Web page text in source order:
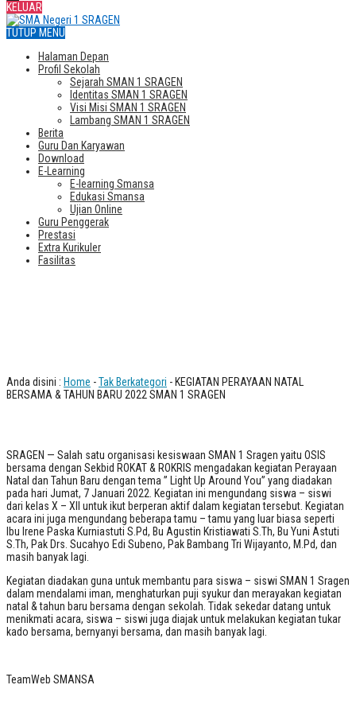
KELUAR
TUTUP MENU
Halaman Depan
Profil Sekolah
Sejarah SMAN 1 SRAGEN
Identitas SMAN 1 SRAGEN
Visi Misi SMAN 1 SRAGEN
Lambang SMAN 1 SRAGEN
Berita
Guru Dan Karyawan
Download
E-Learning
E-learning Smansa
Edukasi Smansa
Ujian Online
Guru Penggerak
Prestasi
Extra Kurikuler
Fasilitas
Anda disini : Home -Tak Berkategori - KEGIATAN PERAYAAN NATAL
BERSAMA & TAHUN BARU 2022 SMAN 1 SRAGEN
SRAGEN — Salah satu organisasi kesiswaan SMAN 1 Sragen yaitu OSIS
bersama dengan Sekbid ROKAT & ROKRIS mengadakan kegiatan Perayaan
Natal dan Tahun Baru dengan tema ” Light Up Around You” yang diadakan
pada hari Jumat, 7 Januari 2022. Kegiatan ini mengundang siswa – siswi
dari kelas X – XII untuk ikut berperan aktif dalam kegiatan tersebut. Kegiatan
acara ini juga mengundang beberapa tamu – tamu yang luar biasa seperti
Ibu Irene Paska Kurniastuti S.Pd, Bu Agustin Kristiawati S.Th, Bu Yuni Astuti
S.Th, Pak Drs. Sucahyo Edi Subeno, Pak Bambang Tri Wijayanto, M.Pd, dan
masih banyak lagi.
Kegiatan diadakan guna untuk membantu para siswa – siswi SMAN 1 Sragen
dalam mendalami iman, menghaturkan puji syukur dan merayakan kegiatan
natal & tahun baru bersama dengan sekolah. Tidak sekedar datang untuk
menikmati acara, siswa – siswi juga diajak untuk melakukan kegiatan tukar
kado bersama, bernyanyi bersama, dan masih banyak lagi.
TeamWeb SMANSA